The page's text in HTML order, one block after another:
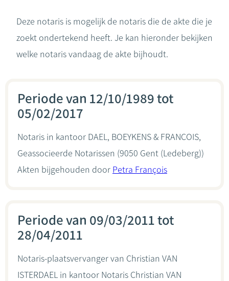
Over de notaris
Deze notaris is mogelijk de notaris die de akte die je
zoekt ondertekend heeft. Je kan hieronder bekijken
welke notaris vandaag de akte bijhoudt.
Periode van 12/10/1989 tot
05/02/2017
Notaris in kantoor DAEL, BOEYKENS & FRANCOIS,
Geassocieerde Notarissen (9050 Gent (Ledeberg))
Akten bijgehouden door Petra François
Periode van 09/03/2011 tot
28/04/2011
Notaris-plaatsvervanger van Christian VAN
ISTERDAEL in kantoor Notaris Christian VAN